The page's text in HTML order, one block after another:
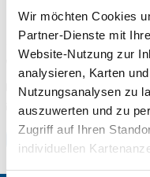
Wir möchten Cookies
Partner-Dienste mit
Website-Nutzung zur
analysieren, Karten
Nutzungsanalysen zu
auszuwerten und zu
Zugriff auf Ihren
individuellen
IB Freiwilligendienste Kassel
Königsplatz 57
34117 Kassel
Telefonnummer
Faxnummer
0561-57463710
E-Mail an IB
E-Mail schreiben
Zum Standort